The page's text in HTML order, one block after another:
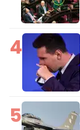
4
5